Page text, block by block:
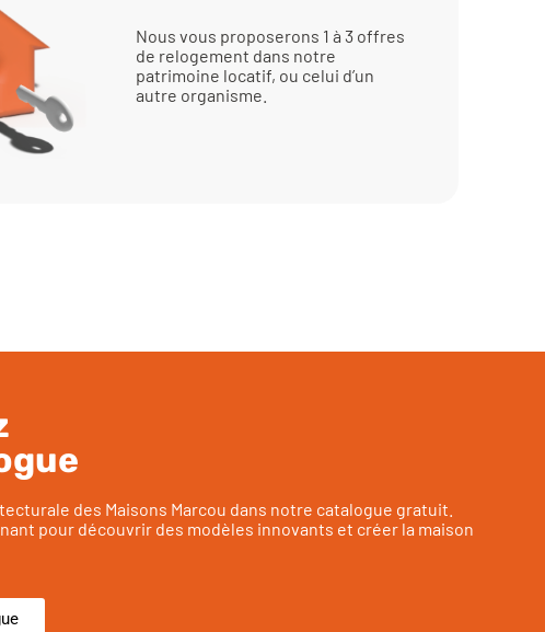
Nous vous proposerons 1 à 3 offres
de relogement dans notre
patrimoine locatif, ou celui d’un
autre organisme.
des Maisons Marcou dans notre catalogue gratuit.
pour découvrir des modèles innovants et créer la maison